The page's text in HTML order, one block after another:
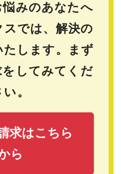
悩みのあなたへ
スでは、解決の
します。
まず
してみてくだ
い。
求はこちら
ら